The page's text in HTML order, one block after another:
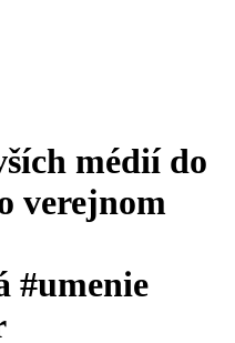
médií do
verejnom
#umenie